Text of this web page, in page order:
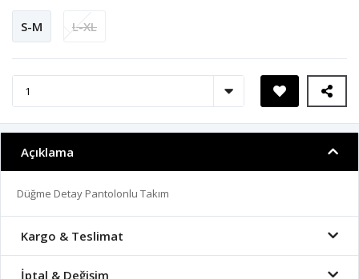
S-M L-XL
Açıklama
Düğme Detay Pantolonlu Takım
Kargo & Teslimat
İptal & Değişim